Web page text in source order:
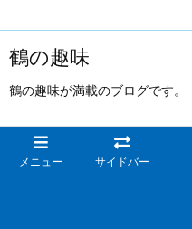
鶴の趣味
鶴の趣味が満載のブログです。
メニュー サイドバー